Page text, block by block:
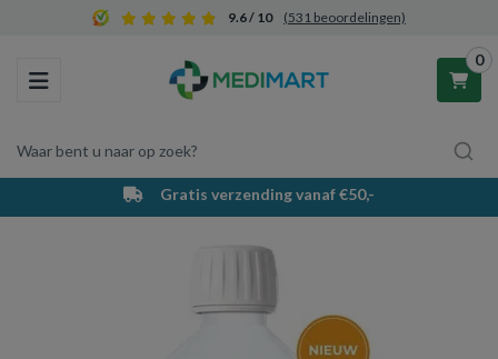
9.6 / 10 (531 beoordelingen)
Toggle navigation
Waar bent u naar op zoek?
0
Winkelwagen
Uw winkelwagen is leeg.
Vul hem met producten.
Gratis verzending vanaf €50,-